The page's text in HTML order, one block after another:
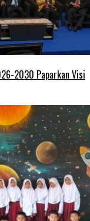
2030 Paparkan Visi